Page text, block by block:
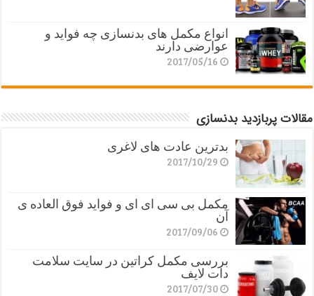
انواع مکمل های بدنسازی چه فواید و
عوارضی دارند
2017/05/16
مقالات پربازدید بدنسازی
بدترین عادت های لاغری
2017/10/29
مکمل بی سی ای ای و فواید فوق العاده ی
آن
2017/09/06
بررسی مکمل کراتین در سایت سلامت
دات لایف
2017/07/30